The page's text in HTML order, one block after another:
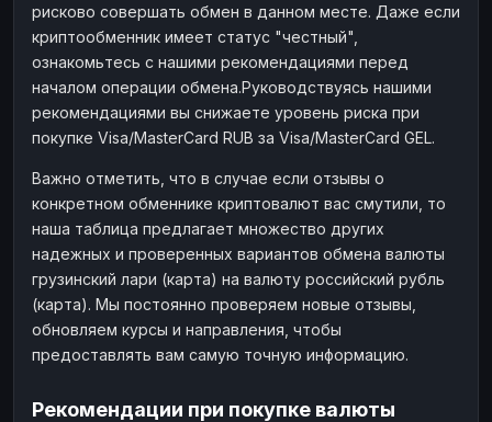
рисково совершать обмен в данном месте. Даже если
криптообменник имеет статус "честный",
ознакомьтесь с нашими рекомендациями перед
началом операции обмена.Руководствуясь нашими
рекомендациями вы снижаете уровень риска при
покупке Visa/MasterCard RUB за Visa/MasterCard GEL.
Важно отметить, что в случае если отзывы о
конкретном обменнике криптовалют вас смутили, то
наша таблица предлагает множество других
надежных и проверенных вариантов обмена валюты
грузинский лари (карта) на валюту российский рубль
(карта). Мы постоянно проверяем новые отзывы,
обновляем курсы и направления, чтобы
предоставлять вам самую точную информацию.
Рекомендации при покупке валюты